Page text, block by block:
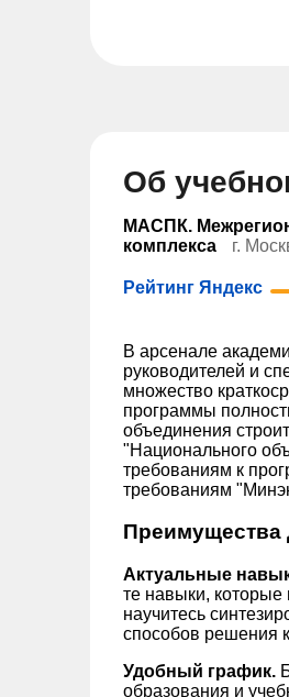
Об
МАСПК.
комплекса
г.
Рейтинг Яндекс
В арсенале
руководителей и
множество
программы
объединения
"Национального
требованиям к
требованиям
Преимущества
Актуальные
те навыки,
научитесь
способов решения
Удобный график.
образования и